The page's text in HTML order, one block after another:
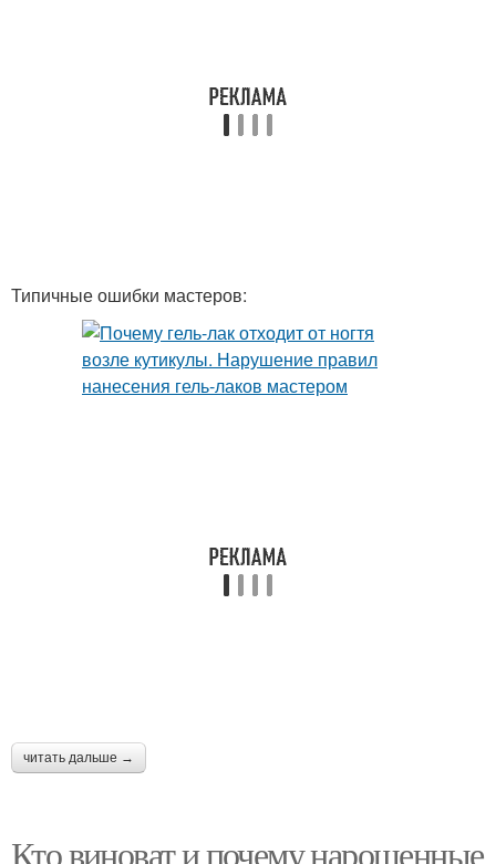
Типичные ошибки мастеров:
читать дальше →
Кто виноват и почему нарощенные